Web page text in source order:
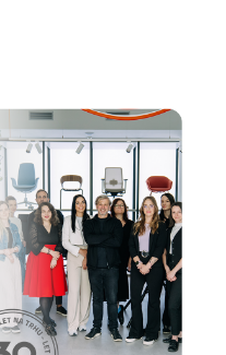
VŠE